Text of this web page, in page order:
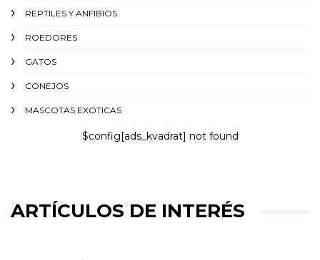
REPTILES Y ANFIBIOS
ROEDORES
GATOS
CONEJOS
MASCOTAS EXOTICAS
$config[ads_kvadrat] not found
ARTÍCULOS DE INTERÉS